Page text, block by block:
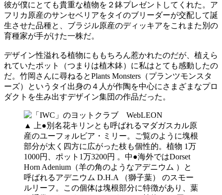
彼が僕にとても貴重な植物を２鉢プレゼントしてくれた。ア
フリカ原産のサンセベリアをタイのブリーダーが交配して誕
生させた品種と、ブラジル原産のディッキアをこれまた別の
育種家が手がけた一株だ。
デザイン性溢れる植物にももちろん惹かれたのだが、植えら
れていたポット（つまりは植木鉢）に私はとても感動したの
だ。竹岡さんに尋ねるとPlants Monsters（プランツモンスタ
ーズ）というタイ出身の４人が作陶を中心にさまざまなプロ
ダクトを生み出すデザイン集団の作品だった。
▲ 上●別名花キリンとも呼ばれるマダガスカル原
産のユーフォルビア・ミリー。ご覧のように塊根
部分が太く四方に広がった枝も個性的。植物 1万
1000円、ポット1万3200円 。中●海外ではDorset
Horn Adenium（羊の角のようなアデニウム ）と
呼ばれるアデニウム D.H.A （獅子葉） のスモー
ルリーフ。この個体は塊根部分に特徴があり、葉